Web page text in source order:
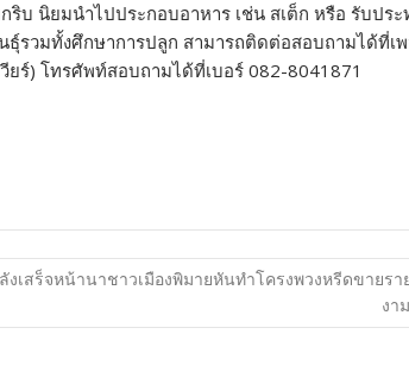
ริบ นิยมนำไปประกอบอาหาร เช่น สเต็ก หรือ รับปร
รวมทั้งศึกษาการปลูก สามารถติดต่อสอบถามได้ที่เ
ร์) โทรศัพท์สอบถามได้ที่เบอร์ 082-8041871
งเสร็จหน้านาชาวเมืองพิมายหันทำโครงพวงหรีดขายรา
งาม